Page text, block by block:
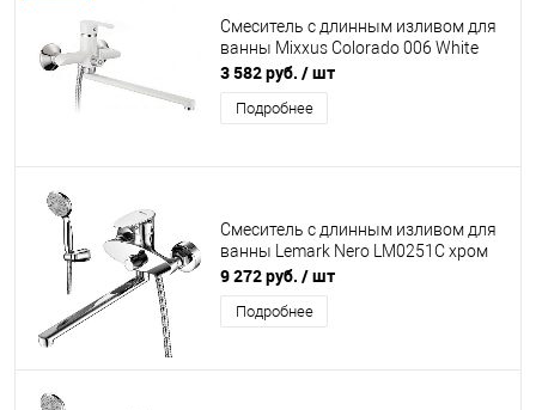
Смеситель с длинным изливом для
ванны Mixxus Colorado 006 White
3 582 руб. / шт
Подробнее
Смеситель с длинным изливом для
ванны Lemark Nero LM0251C хром
9 272 руб. / шт
Подробнее